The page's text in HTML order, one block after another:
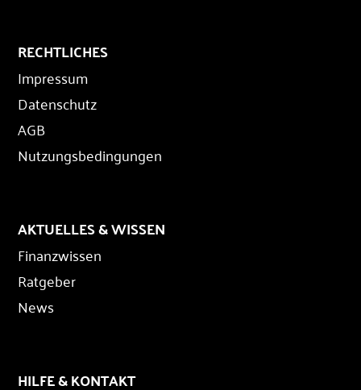
RECHTLICHES
Impressum
Datenschutz
AGB
Nutzungsbedingungen
AKTUELLES & WISSEN
Finanzwissen
Ratgeber
News
HILFE & KONTAKT